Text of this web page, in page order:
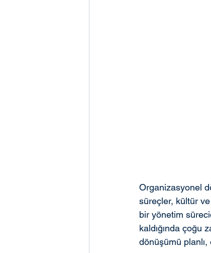
Organizasyonel
süreçler, kültür ve
bir yönetim
kaldığında çoğu
dönüşümü